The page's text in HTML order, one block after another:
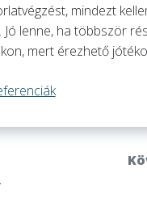
mindezt
Jó lenne, ha többször
mert érezhető